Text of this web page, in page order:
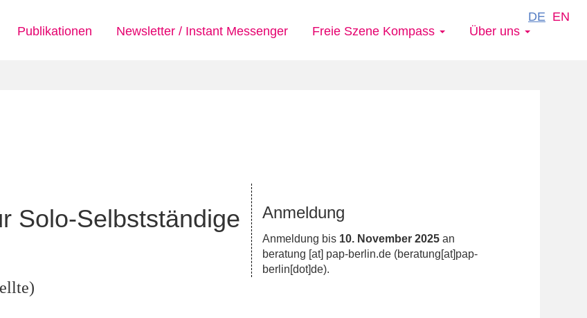
DE EN
Publikationen Newsletter / Instant Messenger Freie Szene Kompass Über uns
Solo-Selbstständige
Anmeldung
Anmeldung bis 10. November 2025an
beratung [at] pap-berlin.de(beratung[at]pap-
berlin[dot]de).